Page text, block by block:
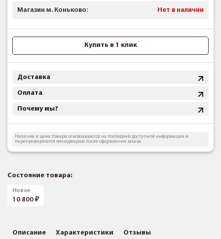
Магазин м. Коньково: Нет в наличии
Купить в 1 клик
Доставка
Оплата
Почему мы?
Наличие и цена товара основываются на последней доступной информации и
перепроверяются менеджером после оформления заказа
Состояние товара:
Новое
10 800
Описание Характеристики Отзывы